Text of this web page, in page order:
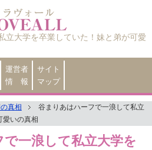
立大学を卒業していた！妹と弟が可愛
運営者
情 報
サイト
マップ
真相
谷まりあはハーフで一浪して私立
愛いの真相
一浪して私立大学を